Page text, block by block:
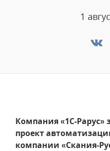
1
Компания «1С-
проект
компании «Скания-